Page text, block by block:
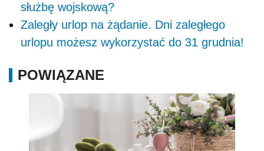
służbę wojskową?
Zaległy urlop na żądanie. Dni zaległego
urlopu możesz wykorzystać do 31 grudnia!
POWIĄZANE